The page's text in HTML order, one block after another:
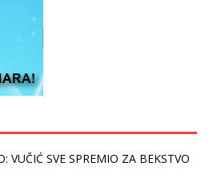
VUČIĆ SVE SPREMIO ZA BEKSTVO